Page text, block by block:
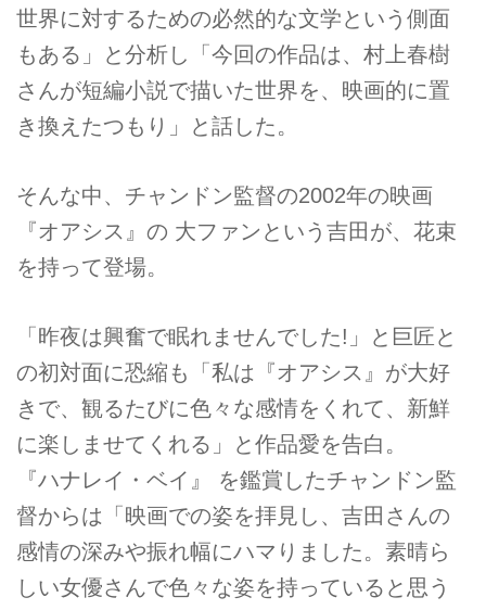
世界に対するための必然的な文学という側面
もある」と分析し「今回の作品は、村上春樹
さんが短編小説で描いた世界を、映画的に置
き換えたつもり」と話した。
そんな中、チャンドン監督の2002年の映画
『オアシス』の 大ファンという吉田が、花束
を持って登場。
「昨夜は興奮で眠れませんでした!」と巨匠と
の初対面に恐縮も「私は『オアシス』が大好
きで、観るたびに色々な感情をくれて、新鮮
に楽しませてくれる」と作品愛を告白。
『ハナレイ・ベイ』 を鑑賞したチャンドン監
督からは「映画での姿を拝見し、吉田さんの
感情の深みや振れ幅にハマりました。素晴ら
しい女優さんで色々な姿を持っていると思う